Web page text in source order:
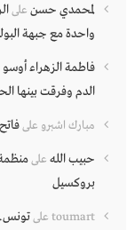
لمحمدي حسن على
واحدة مع جبهة
فاطمة الزهراء أوسو
الدم وفرقت بينها
مبارك اشبرو على
حبيب الله على
بروكسيل
toumart على